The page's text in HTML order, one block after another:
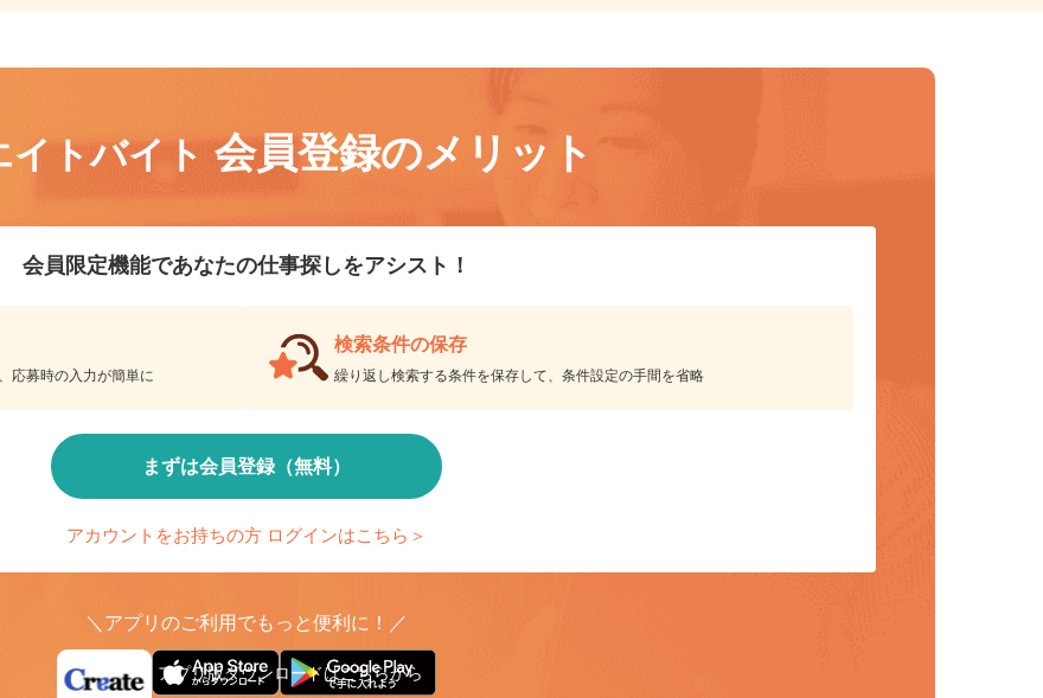
イトバイト 会員登録のメリット
応募時の入力が簡単に
検索条件の保存
繰り返し検索する条件を保存して、条件設定の手間を省略
まずは会員登録（無料）
＼アプリのご利用でもっと便利に！／